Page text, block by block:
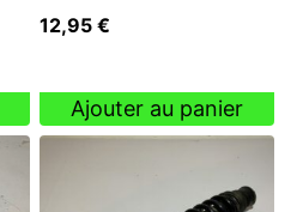
12,95 €
Ajouter au panier